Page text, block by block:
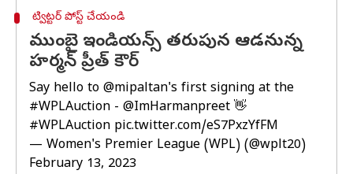
ట్విట్టర్ పోస్ట్ చేయండి
ముంబై ఇండియన్స్ తరుపున ఆడనున్న
హర్మన్ ప్రీత్ కౌర్
Say hello to @mipaltan's first signing at the
#WPLAuction - @ImHarmanpreet 👋
#WPLAuction pic.twitter.com/eS7PxzYfFM
— Women's Premier League (WPL) (@wplt20)
February 13, 2023